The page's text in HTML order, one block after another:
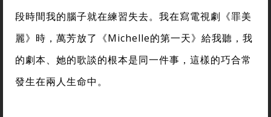
段時間我的腦子就在練習失去。我在寫電視劇《罪美
麗》時，萬芳放了《Michelle的第一天》給我聽，我
的劇本、她的歌談的根本是同一件事，這樣的巧合常
發生在兩人生命中。